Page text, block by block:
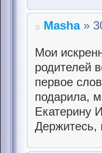
Masha»
Мои
родителей
первое
подарила,
Екатерину
Держитесь,